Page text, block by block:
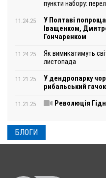
пункти набору:
11.24.25
У Полтаві
Іващенком,
Гончаренком
11.24.25
Як вимикатимуть
листопада
11.21.25
У дендропарку
рибальський гачок
11.21.25 Революція
БЛОГИ